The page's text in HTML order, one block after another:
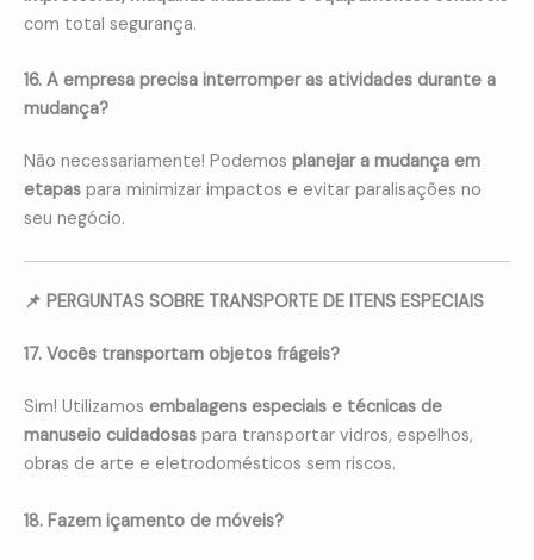
com total segurança.
16. A empresa precisa interromper as atividades durante a
mudança?
Não necessariamente! Podemos planejar a mudança em
etapas para minimizar impactos e evitar paralisações no
seu negócio.
📌 PERGUNTAS SOBRE TRANSPORTE DE ITENS ESPECIAIS
17. Vocês transportam objetos frágeis?
Sim! Utilizamos embalagens especiais e técnicas de
manuseio cuidadosas para transportar vidros, espelhos,
obras de arte e eletrodomésticos sem riscos.
18. Fazem içamento de móveis?